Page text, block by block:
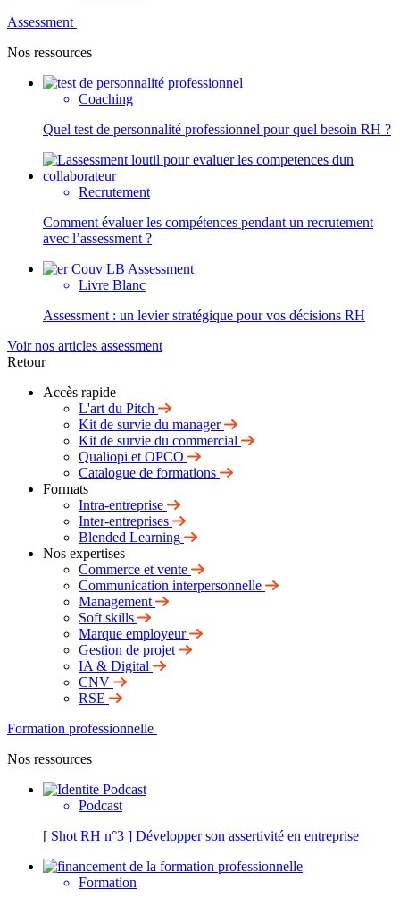
Assessment
Nos ressources
Coaching
Quel test de personnalité professionnel pour quel besoin RH ?
Recrutement
Comment évaluer les compétences pendant un recrutement
avec l’assessment ?
Livre Blanc
Assessment : un levier stratégique pour vos décisions RH
Voir nos articles assessment
Retour
Accès rapide
L'art du Pitch
Kit de survie du manager
Kit de survie du commercial
Qualiopi et OPCO
Catalogue de formations
Formats
Intra-entreprise
Inter-entreprises
Blended Learning
Nos expertises
Commerce et vente
Communication interpersonnelle
Management
Soft skills
Marque employeur
Gestion de projet
IA & Digital
CNV
RSE
Formation professionnelle
Nos ressources
Podcast
[ Shot RH n°3 ] Développer son assertivité en entreprise
Formation